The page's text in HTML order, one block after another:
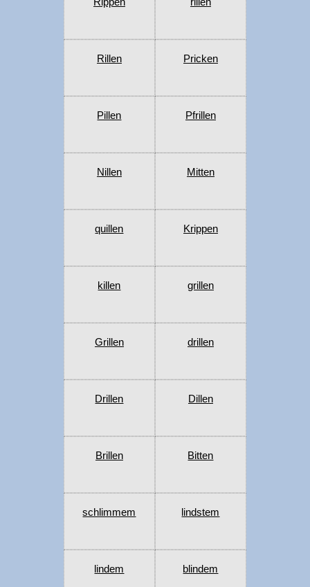
Rillen Pricken
Pillen Pfrillen
Nillen Mitten
quillen Krippen
killen grillen
Grillen drillen
Drillen Dillen
Brillen Bitten
schlimmem lindstem
lindem blindem